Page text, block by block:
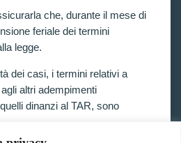
che, durante il mese di
feriale dei termini
legge.
dei casi, i termini relativi a
altri adempimenti
dinanzi al TAR, sono